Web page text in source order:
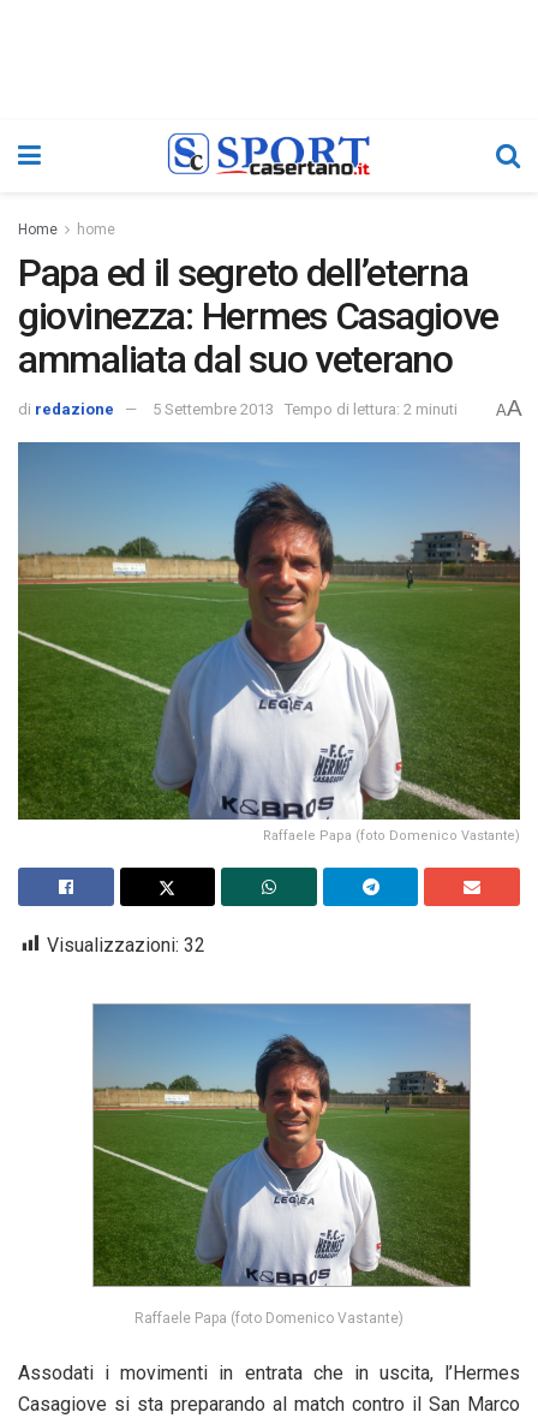
Home home
Papa ed il segreto dell’eterna
giovinezza: Hermes Casagiove
ammaliata dal suo veterano
di redazione 5 Settembre 2013 Tempo di lettura: 2 minuti AA
Raffaele Papa (foto Domenico Vastante)
Visualizzazioni: 32
Raffaele Papa (foto Domenico Vastante)
Assodati i movimenti in entrata che in uscita, l’Hermes
Casagiove si sta preparando al match contro il San Marco